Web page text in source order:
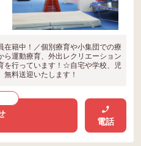
在籍中！／個別療育や小集団での療
運動療育、外出レクリエーション
を行っています！☆自宅や学校、児
料送迎いたします！
電話